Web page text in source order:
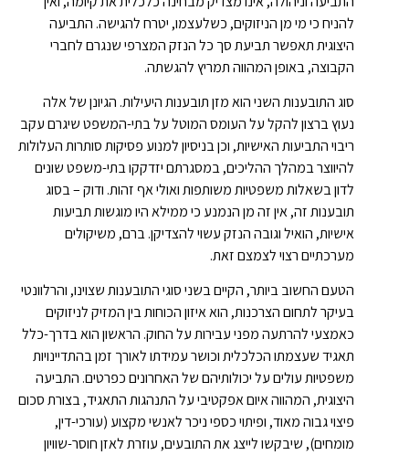
להניח כי מי מן הניזוקים, כשלעצמו, יטרח להגישה. התביעה
היצוגית תאפשר תביעת סך כל הנזק המצרפי שנגרם לחברי
הקבוצה, באופן המהווה תמריץ להגשתה.
סוג התובענות השני הוא מזן תובענות היעילות. הגיונן של אלה
נעוץ ברצון להקל על העומס המוטל על בתי-המשפט שיגרם עקב
ריבוי התביעות האישיות, וכן בניסיון למנוע פסיקות סותרות העלולות
להיווצר במהלך ההליכים, במסגרתם יזדקקו בתי-משפט שונים
לדון בשאלות משפטיות משותפות ואולי אף זהות. ודוק – בסוג
תובענות זה, אין זה מן הנמנע כי ממילא היו מוגשות תביעות
אישיות, הואיל וגובה הנזק עשוי להצדיקן. ברם, משיקולים
מערכתיים רצוי לצמצם זאת.
הטעם החשוב ביותר, הקיים בשני סוגי התובענות שצוינו, והרלוונטי
בעיקר לתחום הצרכנות, הוא איזון הכוחות בין המזיק לניזוקים
כאמצעי להרתעה מפני עבירות על החוק. הראשון הוא בדרך-כלל
תאגיד שעצמתו הכלכלית וכושר עמידתו לאורך זמן בהתדיינויות
משפטיות עולים על יכולותיהם של האחרונים כפרטים. התביעה
היצוגית, המהווה איום אפקטיבי על התנהגות התאגיד, בצורת סכום
פיצוי גבוה מאוד, ופיתוי כספי ניכר לאנשי מקצוע (עורכי-דין,
מומחים), שיבקשו לייצג את התובעים, עוזרת לאזן חוסר-שוויון